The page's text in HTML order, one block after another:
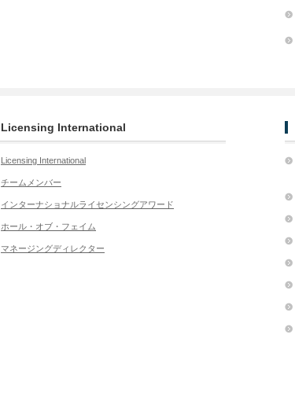
Licensing International
Licensing International
チームメンバー
インターナショナルライセンシングアワード
ホール・オブ・フェイム
マネージングディレクター